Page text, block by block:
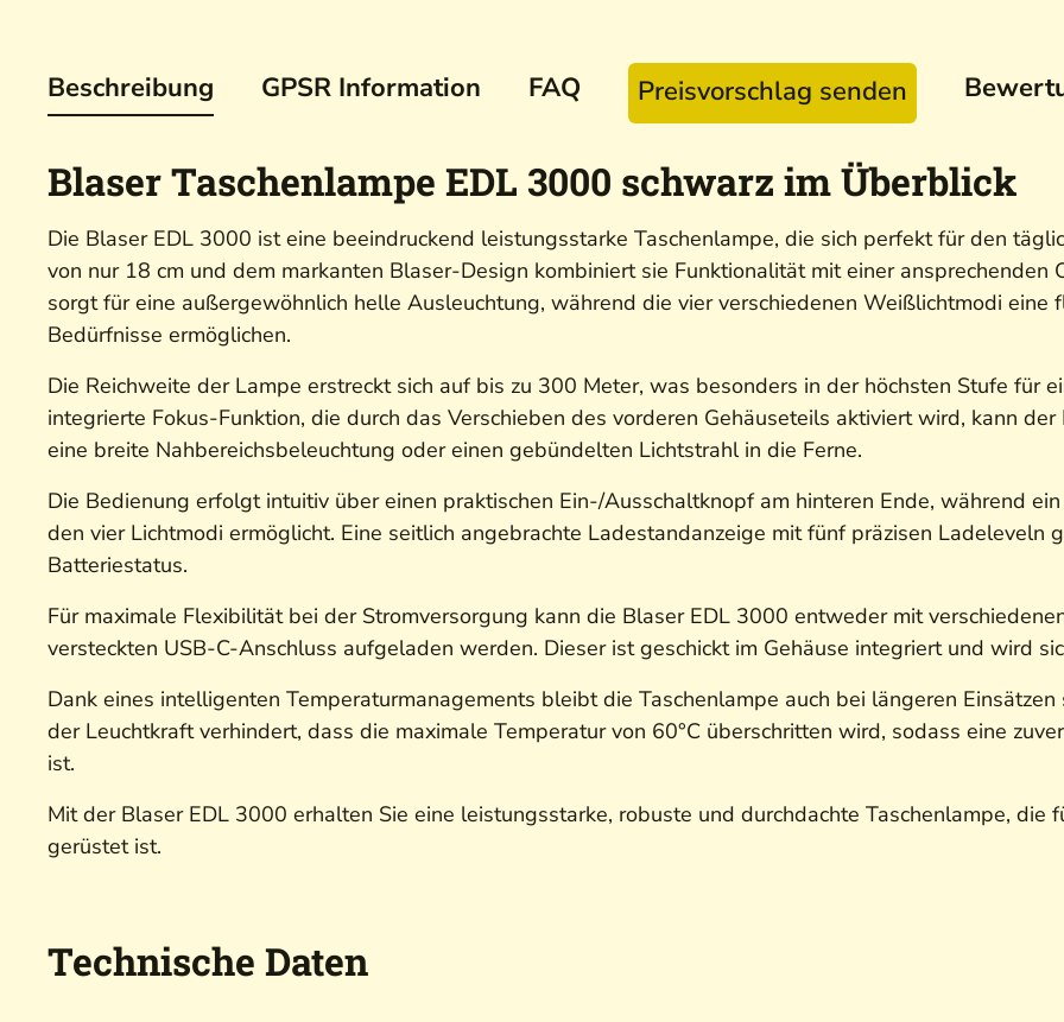
Beschreibung GPSR Information FAQ Preisvorschlag senden
Blaser Taschenlampe EDL 3000 schwarz im Überblick
Die Blaser EDL 3000 ist eine beeindruckend leistungsstarke Taschenlampe, die sich perfekt für den
von nur 18 cm und dem markanten Blaser-Design kombiniert sie Funktionalität mit einer
sorgt für eine außergewöhnlich helle Ausleuchtung, während die vier verschiedenen Weißlichtmodi eine
Bedürfnisse ermöglichen.
Die Reichweite der Lampe erstreckt sich auf bis zu 300 Meter, was besonders in der höchsten Stufe für
integrierte Fokus-Funktion, die durch das Verschieben des vorderen Gehäuseteils aktiviert wird, kann
eine breite Nahbereichsbeleuchtung oder einen gebündelten Lichtstrahl in die Ferne.
Die Bedienung erfolgt intuitiv über einen praktischen Ein-/Ausschaltknopf am hinteren Ende, während
den vier Lichtmodi ermöglicht. Eine seitlich angebrachte Ladestandanzeige mit fünf präzisen
Batteriestatus.
Für maximale Flexibilität bei der Stromversorgung kann die Blaser EDL 3000 entweder mit
versteckten USB-C-Anschluss aufgeladen werden. Dieser ist geschickt im Gehäuse integriert und wird
Dank eines intelligenten Temperaturmanagements bleibt die Taschenlampe auch bei längeren
der Leuchtkraft verhindert, dass die maximale Temperatur von 60°C überschritten wird, sodass eine
ist.
Mit der Blaser EDL 3000 erhalten Sie eine leistungsstarke, robuste und durchdachte Taschenlampe,
gerüstet ist.
Technische Daten